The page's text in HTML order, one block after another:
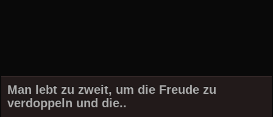
Man lebt zu zweit, um die Freude zu
verdoppeln und die..